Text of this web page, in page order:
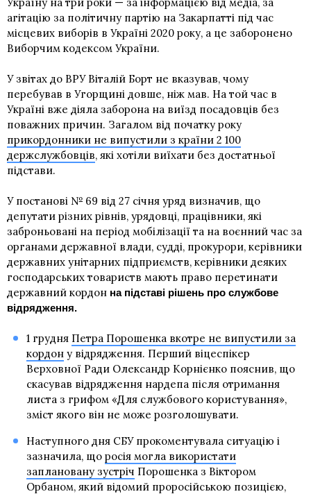
агітацію за політичну партію на Закарпатті під час
місцевих виборів в Україні 2020 року, а це заборонено
Виборчим кодексом України.
У звітах до ВРУ Віталій Борт не вказував, чому
перебував в Угорщині довше, ніж мав. На той час в
Україні вже діяла заборона на виїзд посадовців без
поважних причин. Загалом від початку року
прикордонники не випустили з країни 2 100
держслужбовців, які хотіли виїхати без достатньої
підстави.
У постанові № 69 від 27 січня уряд визначив, що
депутати різних рівнів, урядовці, працівники, які
заброньовані на період мобілізації та на воєнний час за
органами державної влади, судді, прокурори, керівники
державних унітарних підприємств, керівники деяких
господарських товариств мають право перетинати
державний кордон на підставі рішень про службове
відрядження.
1 грудня Петра Порошенка вкотре не випустили за
кордону відрядження. Перший віцеспікер
Верховної Ради Олександр Корнієнко пояснив, що
скасував відрядження нардепа після отримання
листа з грифом «Для службового користування»,
зміст якого він не може розголошувати.
Наступного дня СБУ прокоментувала ситуацію і
зазначила, що росія могла використати
заплановану зустріч Порошенка з Віктором
Орбаном, який відомий проросійською позицією,